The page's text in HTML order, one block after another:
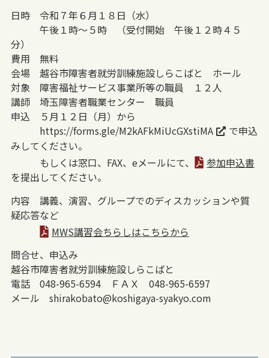
日時 令和７年６月１８日（水）
午後１時～５時 （受付開始 午後１２時４５
分）
費用 無料
会場 越谷市障害者就労訓練施設しらこばと ホール
対象 障害福祉サービス事業所等の職員 １２人
講師 埼玉障害者職業センター 職員
申込 ５月１２日（月）から
https://forms.gle/M2kAFkMiUcGXstiMA
で申込
みしてください。
もしくは窓口、FAX、eメールにて、
参加申込書
を提出してください。
内容 講義、演習、グループでのディスカッションや質
疑応答など
MWS講習会ちらしはこちらから
問合せ、申込み
越谷市障害者就労訓練施設しらこばと
電話 048-965-6594 ＦＡＸ 048-965-6597
メール shirakobato@koshigaya-syakyo.com